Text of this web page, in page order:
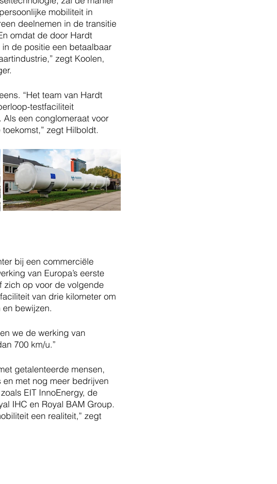
mobiliteit in
deelnemen in de transitie
omdat de door Hardt
de positie een betaalbaar
zegt Koolen,
“Het team van Hardt
testfaciliteit
een conglomeraat voor
zegt Hilboldt.
bij een commerciële
van Europa’s eerste
zich op voor de volgende
van drie kilometer om
bewijzen.
we de werking van
700 km/u.”
getalenteerde mensen,
met nog meer bedrijven
EIT InnoEnergy, de
IHC en Royal BAM Group.
een realiteit,” zegt